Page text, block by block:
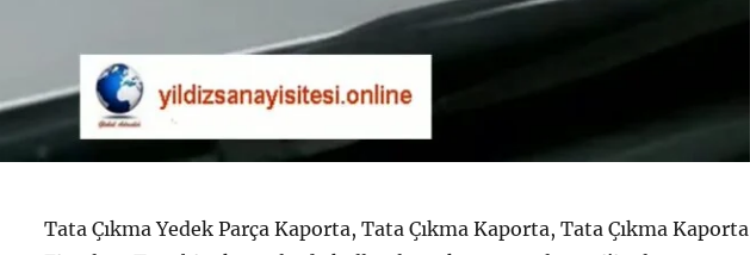
Tata Çıkma Yedek Parça Kaporta, Tata Çıkma Kaporta, Tata Çıkma Kaporta